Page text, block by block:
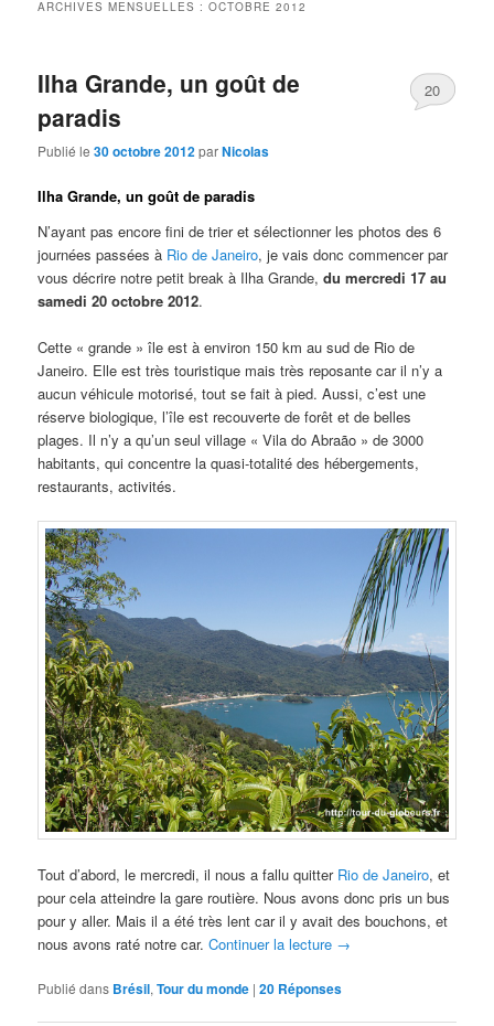
ARCHIVES MENSUELLES :OCTOBRE 2012
Ilha Grande, un goût de
paradis
Publié le30 octobre 2012parNicolas
20
Ilha Grande, un goût de paradis
N’ayant pas encore fini de trier et sélectionner les photos des 6
journées passées à Rio de Janeiro, je vais donc commencer par
vous décrire notre petit break à Ilha Grande,du mercredi 17 au
samedi 20 octobre 2012.
Cette « grande » île est à environ 150 km au sud de Rio de
Janeiro. Elle est très touristique mais très reposante car il n’y a
aucun véhicule motorisé, tout se fait à pied. Aussi, c’est une
réserve biologique, l’île est recouverte de forêt et de belles
plages. Il n’y a qu’un seul village « Vila do Abraão » de 3000
habitants, qui concentre la quasi-totalité des hébergements,
restaurants, activités.
Tout d’abord, le mercredi, il nous a fallu quitter Rio de Janeiro, et
pour cela atteindre la gare routière. Nous avons donc pris un bus
pour y aller. Mais il a été très lent car il y avait des bouchons, et
nous avons raté notre car.Continuer la lecture →
Publié dans Brésil,Tour du monde |20 Réponses